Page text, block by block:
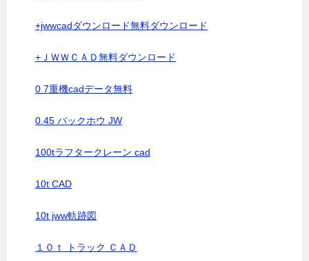
+jwwcadダウンロード無料ダウンロード
+ＪＷＷＣＡＤ無料ダウンロード
0 7重機cadデータ無料
0.45 バックホウ JW
100tラフタークレーン cad
10t CAD
10t jww軌跡図
１０ｔ トラック ＣＡＤ